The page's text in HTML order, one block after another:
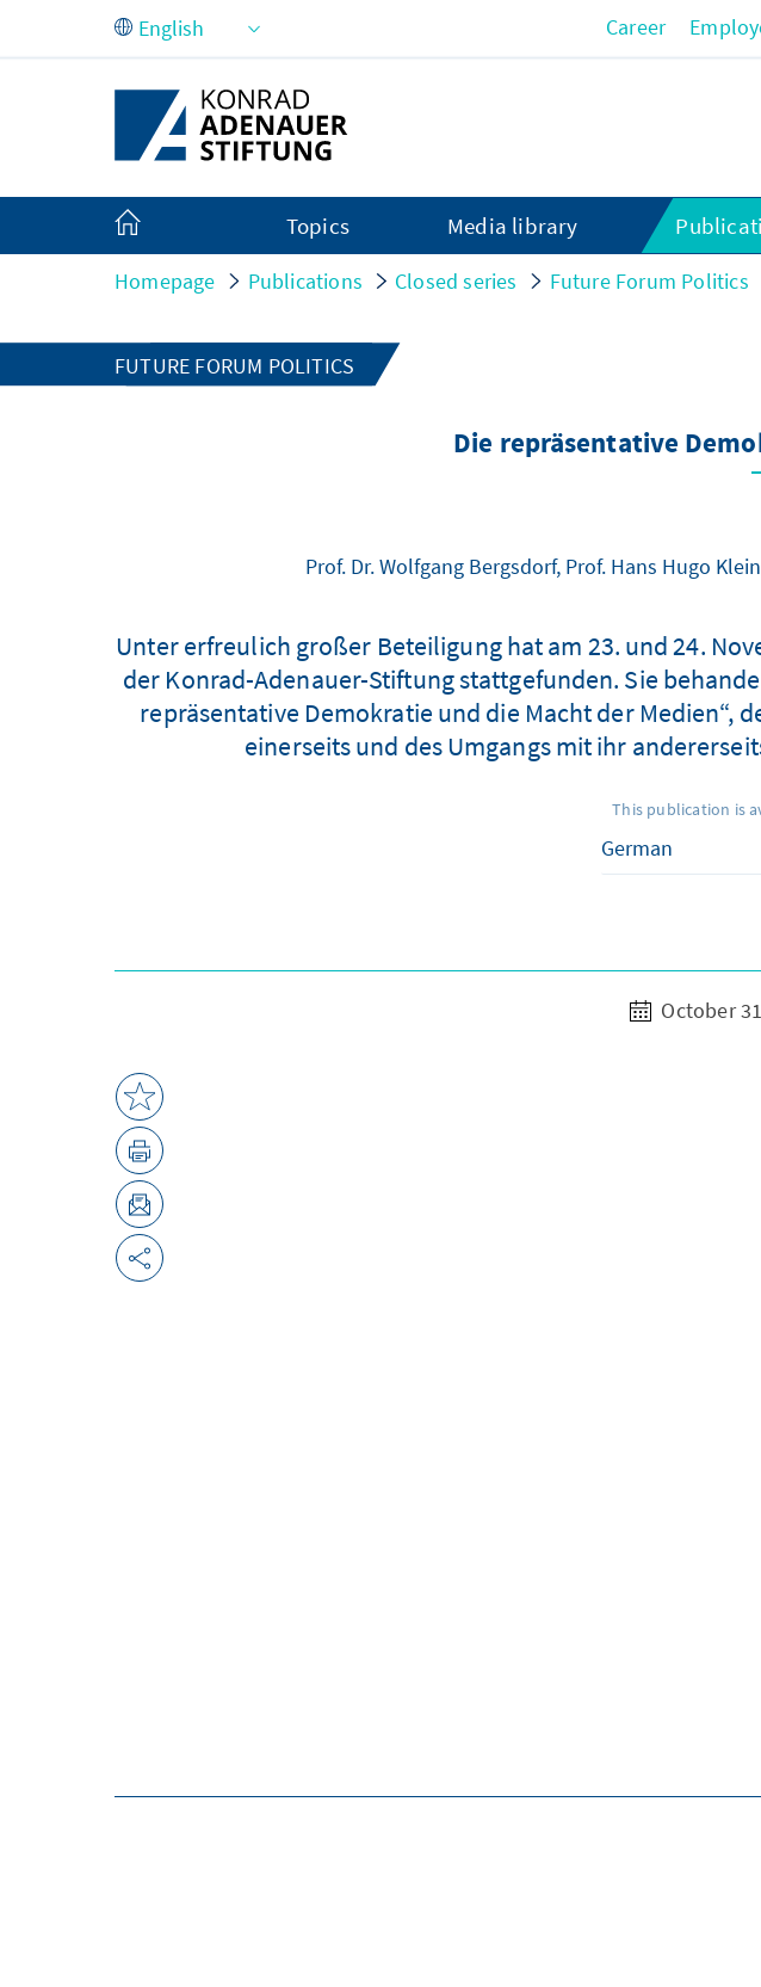
Skip to Main Content Career
Topics Media library
Homepage Publications Closed series Future Forum Politics
FUTURE FORUM POLITICS
Die repräsentative
Prof. Dr. Wolfgang Bergsdorf, Prof. Hans Hugo
Unter erfreulich großer Beteiligung hat am 23. und 24.
der Konrad-Adenauer-Stiftung stattgefunden. Sie
repräsentative Demokratie und die Macht der Medien“,
einerseits und des Umgangs mit ihr
This publication is
October